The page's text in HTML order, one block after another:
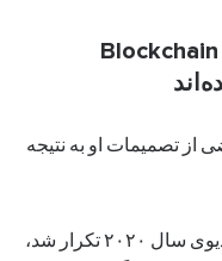
پیش‌بینی‌ها: کدام پست‌های Blockchain
از تصمیمات او به نتیجه
هدف قیمتی بالای XRP که در چندین ویدیوی سال ۲۰۲۰ تکرار شد،